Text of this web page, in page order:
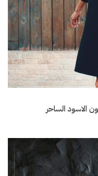
الاسود الساحر